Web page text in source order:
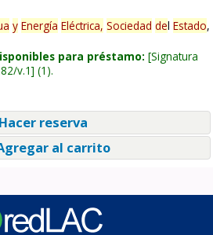
y Energía Eléctrica, Sociedad del Estado,
para préstamo: Signatura
v.1 (1).
reserva
al carrito